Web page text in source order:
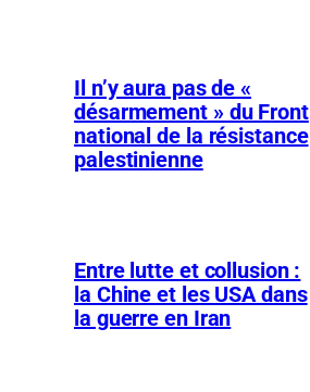
Il n’y aura pas de «
désarmement » du Front
national de la résistance
palestinienne
Entre lutte et collusion :
la Chine et les USA dans
la guerre en Iran